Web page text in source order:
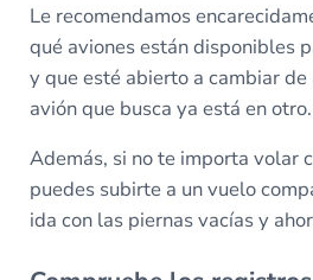
Le recomendamos
qué aviones están disponibles
y que esté abierto a cambiar
avión que busca ya está en otro.
Además, si no te importa volar
puedes subirte a un vuelo
ida con las piernas vacías y